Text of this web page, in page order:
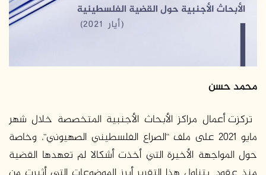
ك
ن
محمد حسن
تركزت أعمال مراكز الأبحاث الأجنبية المتخصصة خلال شهر
مايو 2021 على ملف “الصراع الفلسطيني الصهيوني”، وخاصة
حول المواجهة الأخيرة التي أخذت أشكالا لم تعهدها القضية